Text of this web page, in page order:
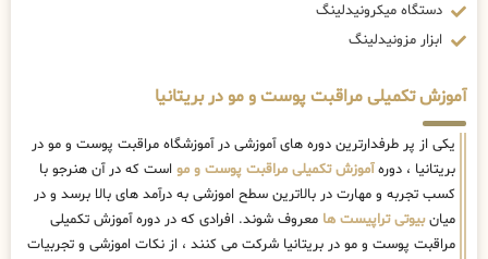
دستگاه میکرونیدلینگ
ابزار مزونیدلینگ
آموزش تکمیلی مراقبت پوست و مو در بریتانیا
یکی از پر طرفدارترین دوره های آموزشی در آموزشگاه مراقبت پوست و مو در
بریتانیا ، دورهآموزش تکمیلی مراقبت پوست و مو است که در آن هنرجو با
کسب تجربه و مهارت در بالاترین سطح اموزشی به درآمد های بالا برسد و در
میانبیوتی تراپیست ها معروف شوند. افرادی که در دوره آموزش تکمیلی
مراقبت پوست و مو در بریتانیا شرکت می کنند ، از نکات اموزشی و تجربیات